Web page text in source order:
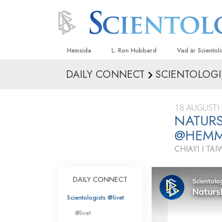
Hemsida L. Ron Hubbard Vad är
Trossatser och
Vad
Scientology
Träffa en
Inne i en Kyrka
En introduktion
DAILY CONNECT
18
CHIAYI I
DAILY CONNECT
Scientologists @livet
@livet